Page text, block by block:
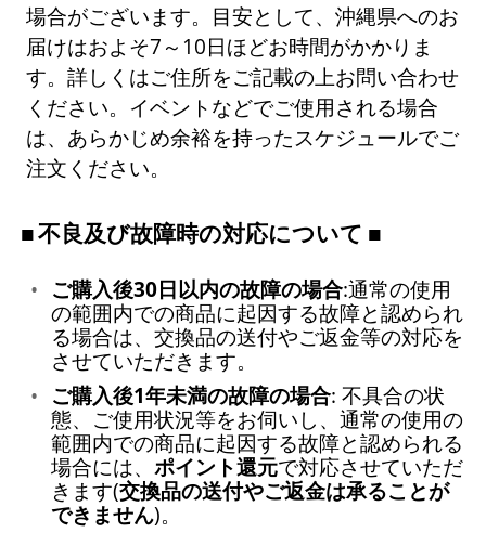
場合がございます。目安として、沖縄県へのお
届けはおよそ7～10日ほどお時間がかかりま
す。詳しくはご住所をご記載の上お問い合わせ
ください。イベントなどでご使用される場合
は、あらかじめ余裕を持ったスケジュールでご
注文ください。
不良及び故障時の対応について
ご購入後30日以内の故障の場合:通常の使用
の範囲内での商品に起因する故障と認められ
る場合は、交換品の送付やご返金等の対応を
させていただきます。
ご購入後1年未満の故障の場合: 不具合の状
態、ご使用状況等をお伺いし、通常の使用の
範囲内での商品に起因する故障と認められる
場合には、 ポイント還元で対応させていただ
きます(交換品の送付やご返金は承ることが
できません)。